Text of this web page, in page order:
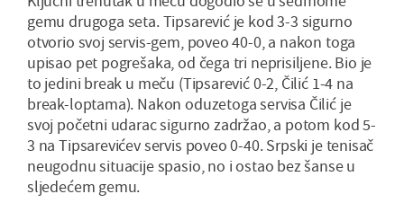
gemu drugoga seta. Tipsarević je kod 3-3 sigurno
otvorio svoj servis-gem, poveo 40-0, a nakon toga
upisao pet pogrešaka, od čega tri neprisiljene. Bio je
to jedini break u meču (Tipsarević 0-2, Čilić 1-4 na
break-loptama). Nakon oduzetoga servisa Čilić je
svoj početni udarac sigurno zadržao, a potom kod 5-
3 na Tipsarevićev servis poveo 0-40. Srpski je tenisač
neugodnu situacije spasio, no i ostao bez šanse u
sljedećem gemu.